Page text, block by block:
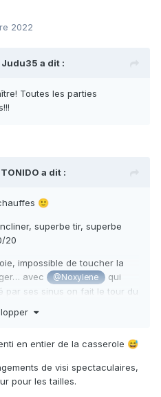
2022
Judu35 a dit :
Toutes les parties
TONIDO a dit :
🙂
superbe tir, superbe
20
impossible de toucher la
avec
@Noxylene
qui
par ses sinus on fait le tour du
ci me paraissent correcte
abusé par la visu corse je
en entier de la casserole 😅
de visi spectaculaires,
pour les tailles.